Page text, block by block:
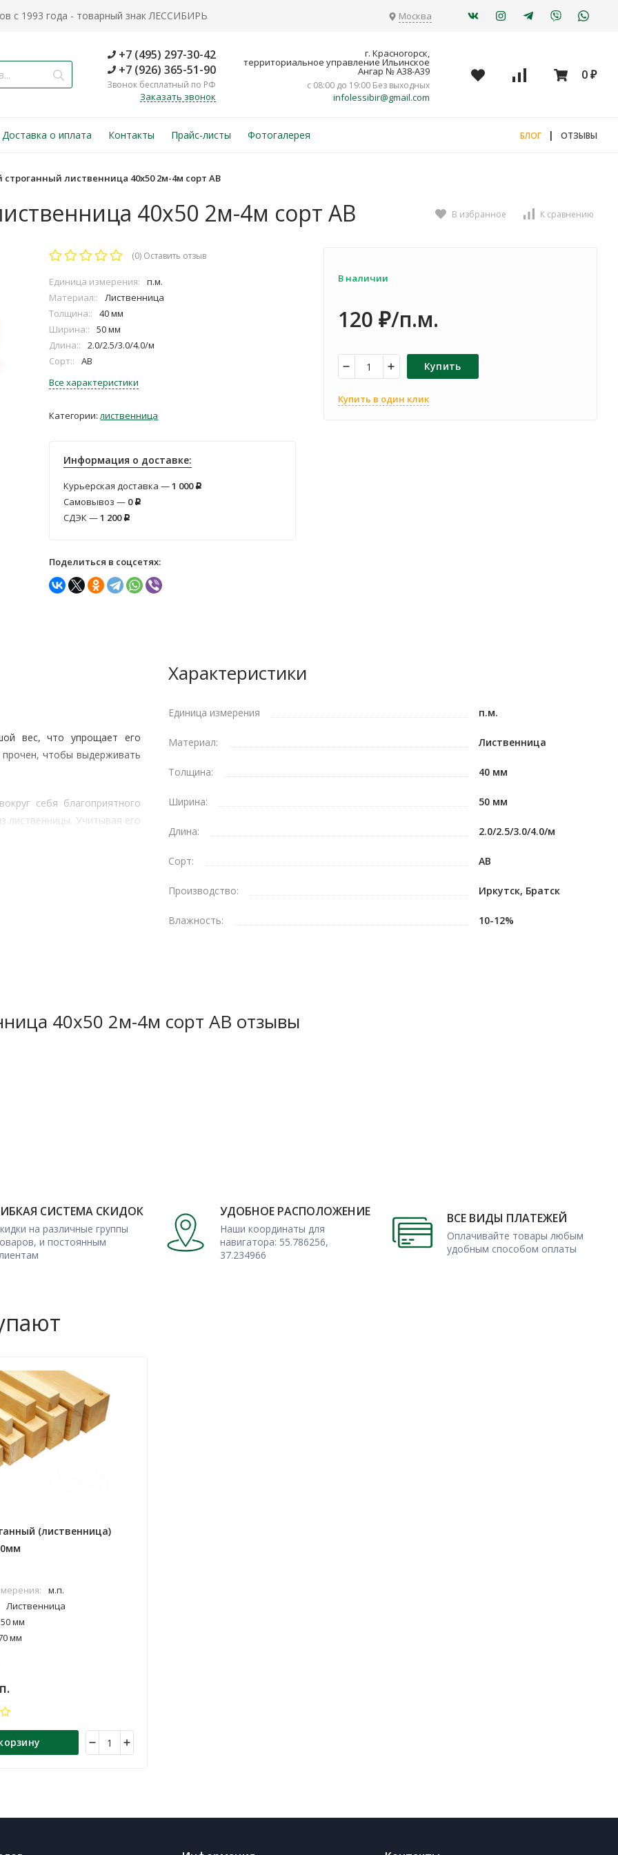
с 1993 года - товарный знак ЛЕССИБИРЬ Москва
+7 (495) 297-30-42
+7 (926) 365-51-90
Звонок бесплатный по РФ
Заказать звонок
г. Красногорск,
территориальное управление Ильинское
Ангар № А38-А39
с 08:00 до 19:00 Без выходных
infolessibir@gmail.com
0 ₽
Доставка о иплата Контакты Прайс-листы Фотогалерея БЛОГ | ОТЗЫВЫ
строганный лиственница 40х50 2м-4м сорт АВ
40х50 2м-4м сорт АВ В избранное К сравнению
(0) Оставить отзыв
Единица измерения:
п.м.
Материал::
Лиственница
Толщина::
40 мм
Ширина::
50 мм
Длина::
2.0/2.5/3.0/4.0/м
Сорт::
АВ
Все характеристики
Категории:лиственница
Информация о доставке:
Курьерская доставка —1 000 Р
Самовывоз — 0 Р
СДЭК —1 200 Р
Поделиться в соцсетях:
В наличии
120 ₽/п.м.
Купить
Купить в один клик
вес, что упрощает его
чтобы выдерживать
себя благоприятного
лиственницы. Учитывая его
приобретения многим
АВ купить можно для
и внутри строения.
и стропил, выполнения
работ.
Характеристики
Единица измерения п.м.
Материал: Лиственница
Толщина: 40 мм
Ширина: 50 мм
Длина: 2.0/2.5/3.0/4.0/м
Сорт: АВ
Производство: Иркутск, Братск
Влажность: 10-12%
40х50 2м-4м сорт АВ отзывы
СИСТЕМА СКИДОК
на различные группы
и постоянным
УДОБНОЕ РАСПОЛОЖЕНИЕ
Наши координаты для
навигатора: 55.786256,
37.234966
ВСЕ ВИДЫ ПЛАТЕЖЕЙ
Оплачивайте товары любым
удобным способом оплаты
(лиственница)
м.п.
Лиственница
50 мм
мм